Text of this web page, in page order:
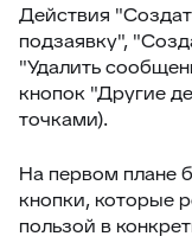
Действия
подзаявку",
"Удалить
кнопок "Другие
точками).
На первом плане
кнопки, которые
пользой в